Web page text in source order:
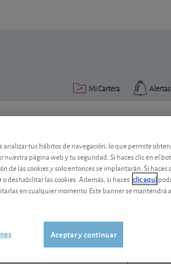
Alertas
Mi Cartera
mayor mimo al
farmacéutico suizo
2026 Zúrich
0,8 CHF (0,64 %)
analizar tus hábitos de navegación, lo que permite
página web y tu seguridad. Si haces clic en el
de las cookies y solo entonces se implantarán. Si haces
deshabilitar las cookies. Además, si haces clic aquí
en cualquier momento. Este banner se mantendrá
Aceptar y continuar